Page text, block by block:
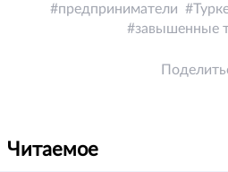
предприниматели
завышенные
Читаемое